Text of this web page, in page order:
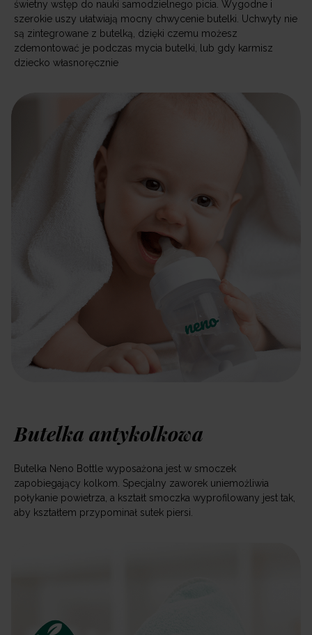
świetny wstęp do nauki samodzielnego picia. Wygodne i
szerokie uszy ułatwiają mocny chwycenie butelki. Uchwyty nie
są zintegrowane z butelką, dzięki czemu możesz
zdemontować je podczas mycia butelki, lub gdy karmisz
dziecko własnoręcznie
Butelka antykolkowa
Butelka Neno Bottle wyposażona jest w smoczek
zapobiegający kolkom. Specjalny zaworek uniemożliwia
połykanie powietrza, a kształt smoczka wyprofilowany jest tak,
aby kształtem przypominał sutek piersi.